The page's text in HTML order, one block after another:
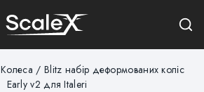
Колеса / Blitz набір деформованих коліс
Early v2 для Italeri